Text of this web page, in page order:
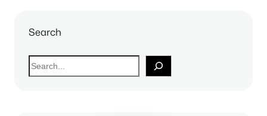
Search
S
e